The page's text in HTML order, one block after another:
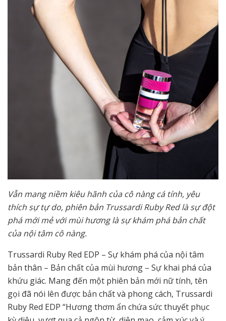
Vẫn mang niềm kiêu hãnh của cô nàng cá tính, yêu
thích sự tự do, phiên bản Trussardi Ruby Red là sự đột
phá mới mẻ với mùi hương là sự khám phá bản chất
của nội tâm cô nàng.
Trussardi Ruby Red EDP – Sự khám phá của nội tâm
bản thân – Bản chất của mùi hương – Sự khai phá của
khứu giác. Mang đến một phiên bản mới nữ tính, tên
gọi đã nói lên được bản chất và phong cách, Trussardi
Ruby Red EDP “Hương thơm ẩn chứa sức thuyết phục